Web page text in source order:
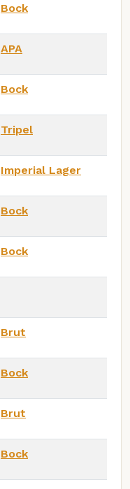
Bock
APA
Bock
Tripel
Imperial Lager
Bock
Bock
Brut
Bock
Brut
Bock